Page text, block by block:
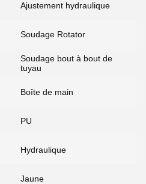
Ajustement hydraulique
Soudage Rotator
Soudage bout à bout de
tuyau
Boîte de main
PU
Hydraulique
Jaune